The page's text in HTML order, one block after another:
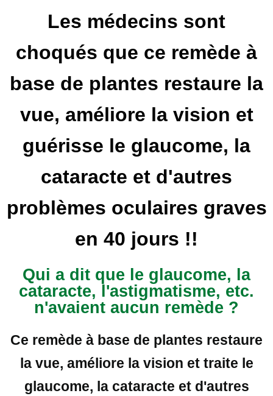
Les médecins sont
choqués que ce remède à
base de plantes restaure la
vue, améliore la vision et
guérisse le glaucome, la
cataracte et d'autres
problèmes oculaires graves
en 40 jours !!
Qui a dit que le glaucome, la
cataracte, l'astigmatisme, etc.
n'avaient aucun remède ?
Ce remède à base de plantes restaure
la vue, améliore la vision et traite le
glaucome, la cataracte et d'autres